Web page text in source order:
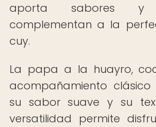
aporta sabores y
complementan a la
cuy.
La papa a la huayro,
acompañamiento
su sabor suave y su
versatilidad permite